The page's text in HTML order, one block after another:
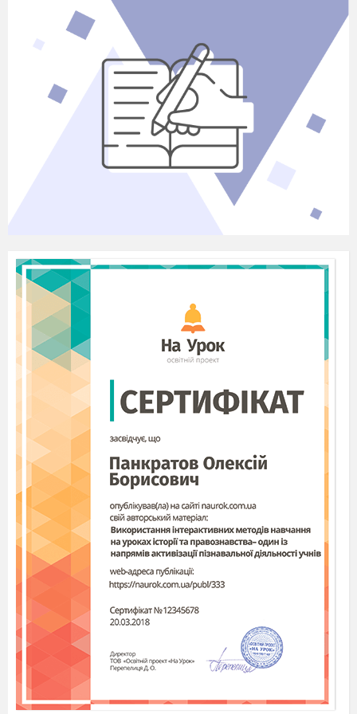
• Максимально розслабтеся.
• Скиньте із себе ці відчуття, як ми скидаємо
• Перекладаємо, скидаємо, змиваємо,
звільняємося!(1—2хв.)
• Розплющуємо очі. Усміхнулися. Нам добре,
2. Вправа «Робота з болем»
сприяння усвідомленню сили або
слабкості «власного Я», розвиток навичок
комунікації особистості.
Інструкція.
Скажіть, поклавши руку на
серце: коли відбувається розлучення — це
боляче? Де зосереджується біль: у певному
місці чи якось інакше? Де саме в тілі він
зосереджується?
голосом, але дуже твердо.)
• Сядьте зручніше, пориньте у той неприємний
момент.
• Зануртеся в нього, згадайте відчуття,
відчуйте біль, заплачте.
• Знайдіть те місце, де болить
(1—2хв).
• Спробуйте побачити внутрішнім зором, не
розплющуючи очей, який вигляд у болю?
(1хв.)
• Якого він кольору?
• Якої форми?
• Чи є в нього запах?
Тепер розплющимо очі й намалюємо те, що
побачили. Виберіть колір свого болю.(З—5 хв.)
Уважно подивіться на малюнок.
Ось він, ваш біль. Познайомтеся з ним,
сказавши: «Здрастуй, мій болю!». Подивіться